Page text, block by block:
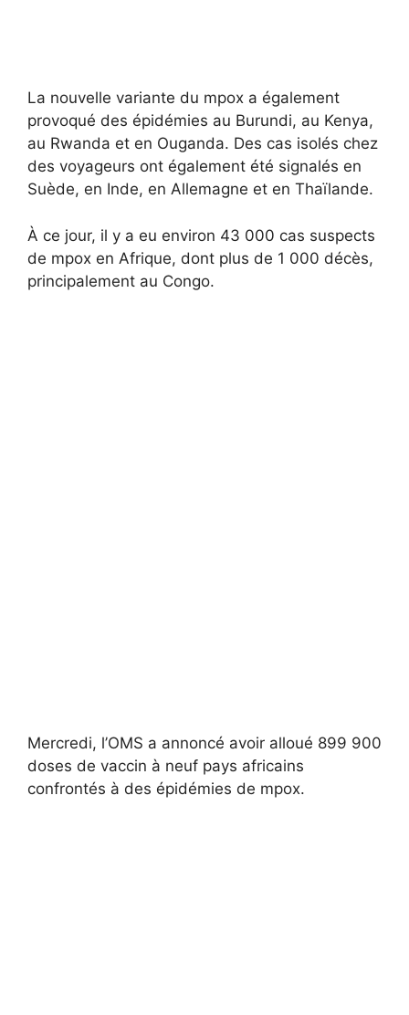
La nouvelle variante du mpox a également
provoqué des épidémies au Burundi, au Kenya,
au Rwanda et en Ouganda. Des cas isolés chez
des voyageurs ont également été signalés en
Suède, en Inde, en Allemagne et en Thaïlande.
À ce jour, il y a eu environ 43 000 cas suspects
de mpox en Afrique, dont plus de 1 000 décès,
principalement au Congo.
Mercredi, l’OMS a annoncé avoir alloué 899 900
doses de vaccin à neuf pays africains
confrontés à des épidémies de mpox.